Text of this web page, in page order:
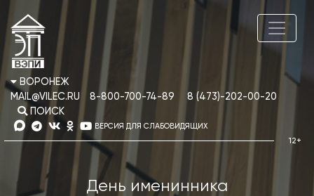
ВОРОНЕЖ
MAIL@VILEC.RU
8-800-700-74-89
8 (473)-202-00-20
ПОИСК
ВЕРСИЯ ДЛЯ СЛАБОВИДЯЩИХ
День именинника